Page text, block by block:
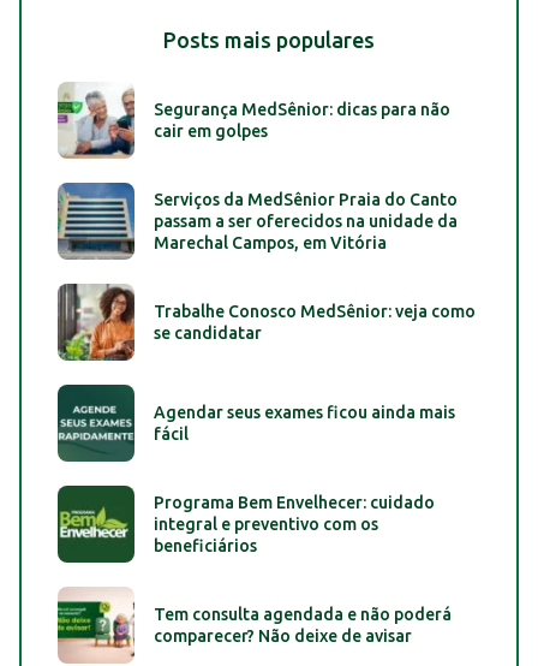
Posts mais populares
Segurança MedSênior: dicas para não
cair em golpes
Serviços da MedSênior Praia do Canto
passam a ser oferecidos na unidade da
Marechal Campos, em Vitória
Trabalhe Conosco MedSênior: veja como
se candidatar
Agendar seus exames ficou ainda mais
fácil
Programa Bem Envelhecer: cuidado
integral e preventivo com os
beneficiários
Tem consulta agendada e não poderá
comparecer? Não deixe de avisar